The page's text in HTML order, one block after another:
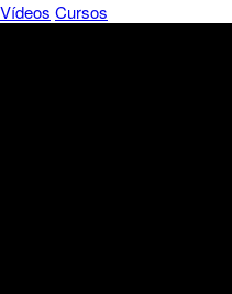
Vídeos Cursos